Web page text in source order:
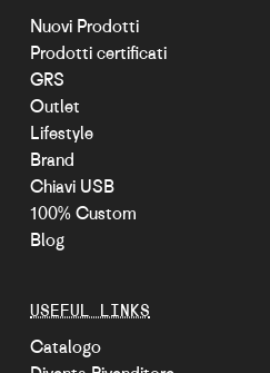
Nuovi Prodotti
Prodotti certificati
GRS
Outlet
Lifestyle
Brand
Chiavi USB
100% Custom
Blog
USEFUL LINKS
Catalogo